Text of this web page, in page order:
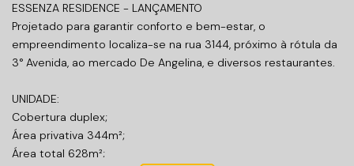
ESSENZA RESIDENCE - LANÇAMENTO
Projetado para garantir conforto e bem-estar, o
empreendimento localiza-se na rua 3144, próximo à rótula da
3° Avenida, ao mercado De Angelina, e diversos restaurantes.
UNIDADE:
Cobertura duplex;
Área privativa 344m²;
Área total 628m²;